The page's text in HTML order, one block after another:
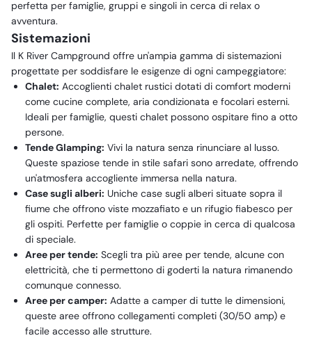
perfetta per famiglie, gruppi e singoli in cerca di relax o
avventura.
Sistemazioni
Il K River Campground offre un'ampia gamma di sistemazioni
progettate per soddisfare le esigenze di ogni campeggiatore:
Chalet: Accoglienti chalet rustici dotati di comfort moderni
come cucine complete, aria condizionata e focolari esterni.
Ideali per famiglie, questi chalet possono ospitare fino a otto
persone.
Tende Glamping: Vivi la natura senza rinunciare al lusso.
Queste spaziose tende in stile safari sono arredate, offrendo
un'atmosfera accogliente immersa nella natura.
Case sugli alberi: Uniche case sugli alberi situate sopra il
fiume che offrono viste mozzafiato e un rifugio fiabesco per
gli ospiti. Perfette per famiglie o coppie in cerca di qualcosa
di speciale.
Aree per tende: Scegli tra più aree per tende, alcune con
elettricità, che ti permettono di goderti la natura rimanendo
comunque connesso.
Aree per camper: Adatte a camper di tutte le dimensioni,
queste aree offrono collegamenti completi (30/50 amp) e
facile accesso alle strutture.